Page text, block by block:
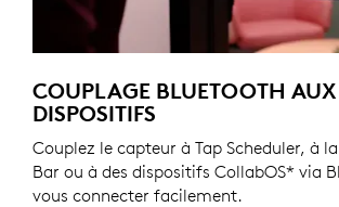
COUPLAGE BLUETOOTH AUX
DISPOSITIFS
Couplez le capteur à Tap Scheduler, à
Bar ou à des dispositifs CollabOS* via
vous connecter facilement.